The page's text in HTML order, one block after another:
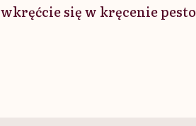
się w kręcenie